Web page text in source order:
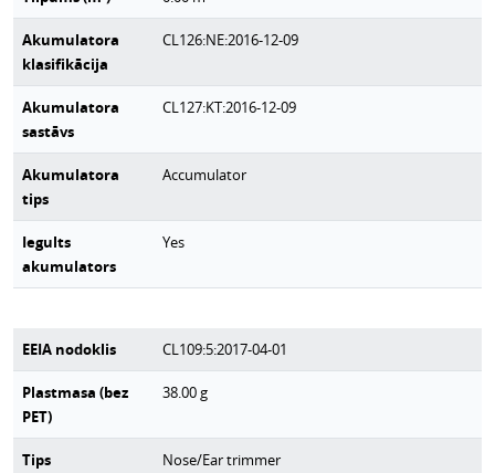
Akumulatora
klasifikācija
CL126:NE:2016-12-09
Akumulatora
sastāvs
CL127:KT:2016-12-09
Akumulatora
tips
Accumulator
Iegults
akumulators
Yes
EEIA nodoklis CL109:5:2017-04-01
Plastmasa (bez
PET)
38.00g
Tips Nose/Ear trimmer